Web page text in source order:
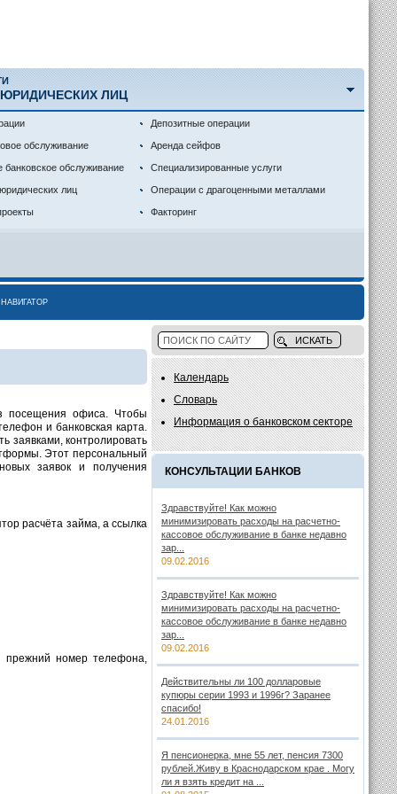
ЛИЦ
обслуживание
банковское обслуживание
лиц
Депозитные операции
Аренда сейфов
Специализированные услуги
Операции с драгоценными металлами
Факторинг
посещения офиса. Чтобы
и банковская карта.
заявками, контролировать
Этот персональный
заявок и получения
расчёта займа, а ссылка
прежний номер телефона,
Календарь
Словарь
Информация о банковском секторе
КОНСУЛЬТАЦИИ БАНКОВ
Здравствуйте! Как можно
минимизировать расходы на расчетно-
кассовое обслуживание в банке недавно
зар...
09.02.2016
Здравствуйте! Как можно
минимизировать расходы на расчетно-
кассовое обслуживание в банке недавно
зар...
09.02.2016
Действительны ли 100 долларовые
купюры серии 1993 и 1996г? Заранее
спасибо!
24.01.2016
Я пенсионерка, мне 55 лет, пенсия 7300
рублей.Живу в Краснодарском крае . Могу
ли я взять кредит на ...